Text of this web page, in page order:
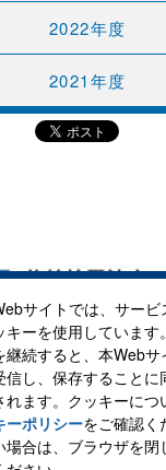
2022年度
2021年度
リシー
針
サイトでは、サービ
キーを使用しています
継続すると、本Web
信し、保存すること
れます。クッキーにつ
ーポリシーをご確認く
場合は、ブラウザを閉